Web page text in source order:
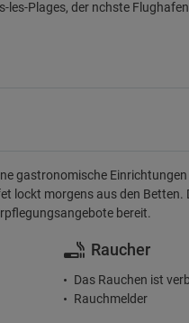
les-Plages, der nchste
gastronomische
lockt morgens aus den
bereit.
Raucher
Das Rauchen ist
Rauchmelder